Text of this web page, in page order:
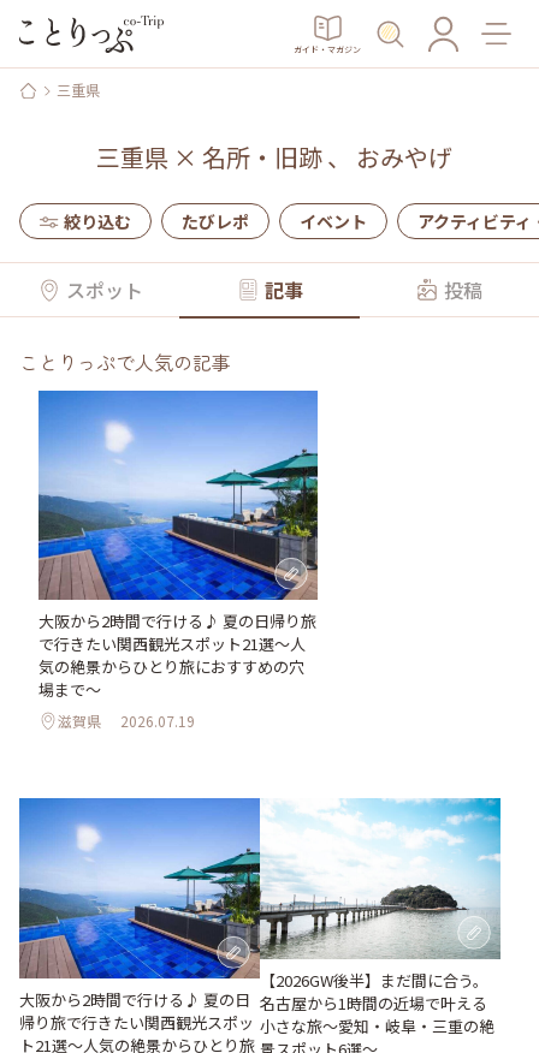
ガイド・マガジン
三重県
三重県 × 名所・旧跡、 おみやげ
絞り込む たびレポ イベント アクティビティ
スポット 記事 投稿
ことりっぷで人気の記事
大阪から2時間で行ける♪ 夏の日帰り旅
で行きたい関西観光スポット21選～人
気の絶景からひとり旅におすすめの穴
場まで～
滋賀県 2026.07.19
大阪から2時間で行ける♪ 夏の日
帰り旅で行きたい関西観光スポッ
ト21選～人気の絶景からひとり旅
【2026GW後半】まだ間に合う。
名古屋から1時間の近場で叶える
小さな旅～愛知・岐阜・三重の絶
景スポット6選～